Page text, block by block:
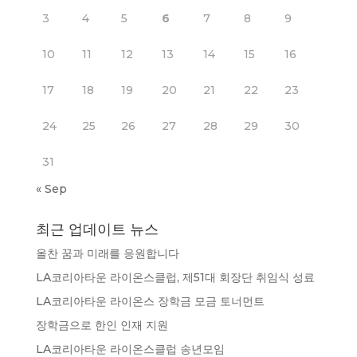
3 4 5 6 7 8 9
10 11 12 13 14 15 16
17 18 19 20 21 22 23
24 25 26 27 28 29 30
31
« Sep
최근 업데이트 뉴스
올찬 꿈과 미래를 응원합니다
LA코리아타운 라이온스클럽, 제51대 회장단 취임식 성료
LA코리아타운 라이온스 장학금 모금 토너먼트
장학금으로 한인 인재 지원
LA코리아타운 라이온스클럽 송년모임